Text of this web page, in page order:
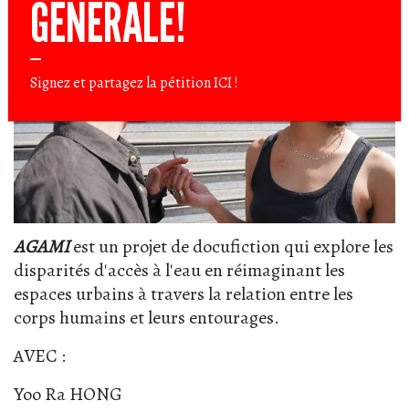
AGAMIest un projet de docufiction qui explore les
disparités d'accès à l'eau en réimaginant les
espaces urbains à travers la relation entre les
corps humains et leurs entourages.
AVEC :
Yoo Ra HONG
GÉNÉRALE!
Signez et partagez la pétitionICI!